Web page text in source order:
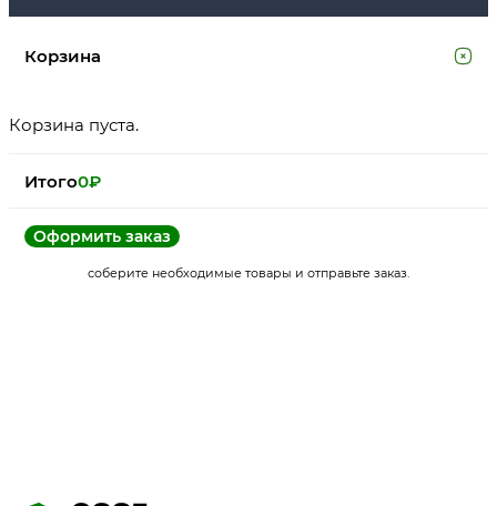
Корзина
Корзина пуста.
Итого0₽
Оформить заказ
соберите необходимые товары и отправьте заказ.